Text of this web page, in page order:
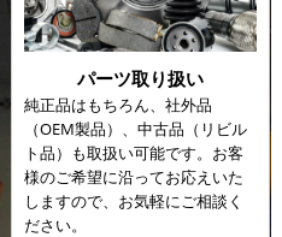
パーツ取り扱い
純正品はもちろん、社外品
（OEM製品）、中古品（リビル
ト品）も取扱い可能です。お客
様のご希望に沿ってお応えいた
しますので、お気軽にご相談く
ださい。